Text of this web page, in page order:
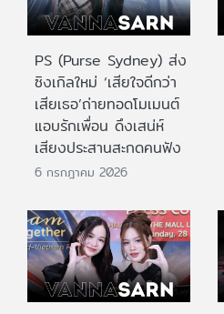
PS (Purse Sydney) ส่ง
ซิงเกิลใหม่ ‘เสียใจดีกว่า
เสียเธอ’ถ่ายทอดโมเมนต์
แอบรักเพื่อน ดึงเสน่ห์
เสียงประสานสะกดคนฟัง
6 กรกฎาคม 2026